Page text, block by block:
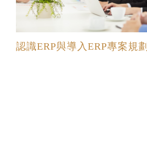
認識ERP與導入ERP專案規劃